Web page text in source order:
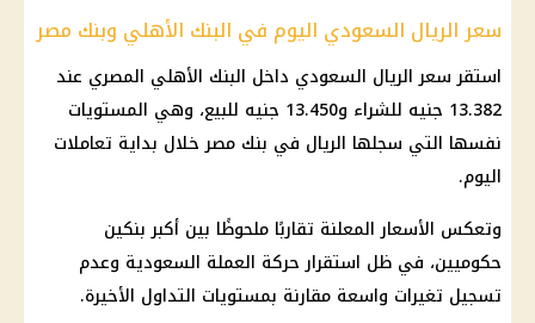
سعر الريال السعودي اليوم في البنك الأهلي وبنك مصر
استقر سعر الريال السعودي داخل البنك الأهلي المصري عند
13.382 جنيه للشراء و13.450 جنيه للبيع، وهي المستويات
نفسها التي سجلها الريال في بنك مصر خلال بداية تعاملات
اليوم.
وتعكس الأسعار المعلنة تقاربًا ملحوظًا بين أكبر بنكين
حكوميين، في ظل استقرار حركة العملة السعودية وعدم
تسجيل تغيرات واسعة مقارنة بمستويات التداول الأخيرة.